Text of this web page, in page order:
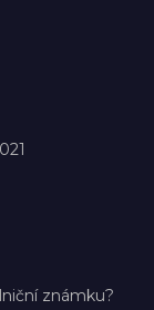
známku?